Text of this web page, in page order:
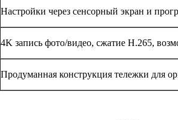
Настройки через сенсорный экран и
4K запись фото/видео, сжатие H.265,
Продуманная конструкция тележки для